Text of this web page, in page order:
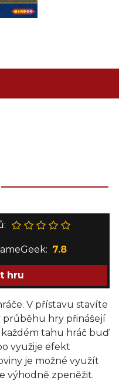
7.8
hru
V přístavu stavíte
průběhu hry přinášejí
tahu hráč buď
využije efekt
je možné využít
výhodně zpeněžit.